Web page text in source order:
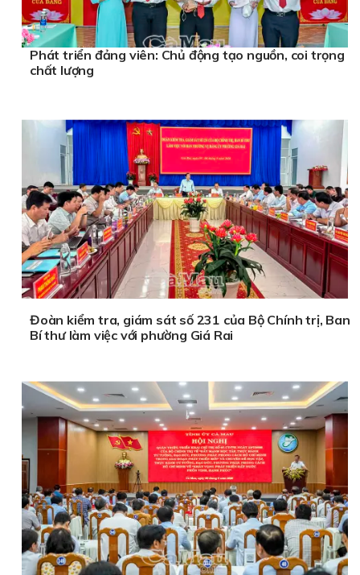
Phát triển đảng viên: Chủ động tạo nguồn, coi trọng
chất lượng
Đoàn kiểm tra, giám sát số 231 của Bộ Chính trị, Ban
Bí thư làm việc với phường Giá Rai